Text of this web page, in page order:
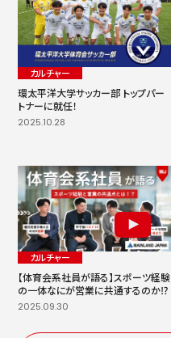
カルチャー
環太平洋大学サッカー部 トップパー
トナーに就任！
2025.10.28
カルチャー
【体育会系社員が語る】スポーツ経験
の一体なにが営業に共通するのか⁉︎
2025.09.30